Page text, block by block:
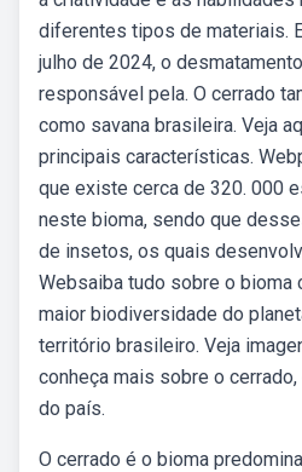
diferentes tipos de materiais.
julho de 2024, o
responsável pela. O cerrado
como savana brasileira. Veja
principais características.
que existe cerca de 320. 000
neste bioma, sendo que
de insetos, os quais
Websaiba tudo sobre o bioma
maior biodiversidade do
território brasileiro. Veja
conheça mais sobre o
do país.
O cerrado é o bioma